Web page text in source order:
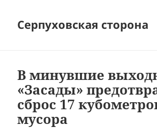
Серпуховская сторона
В минувшие
«Засады»
сброс 17
мусора